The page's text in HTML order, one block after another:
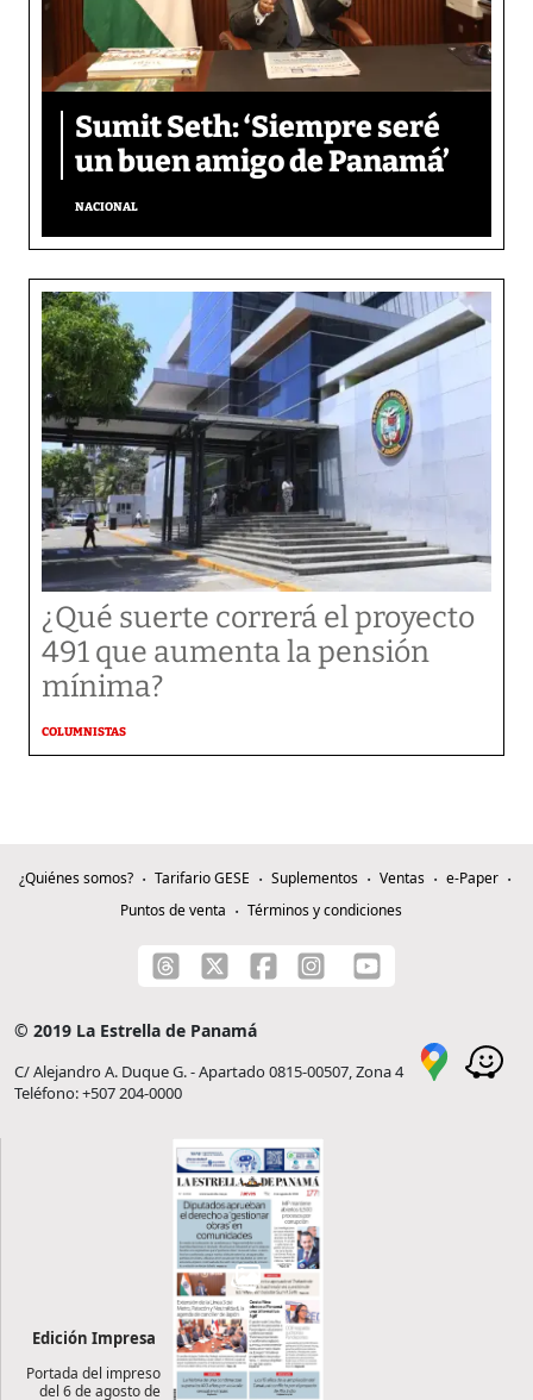
Sumit Seth: ‘Siempre seré
un buen amigo de Panamá’
NACIONAL
¿Qué suerte correrá el proyecto
491 que aumenta la pensión
mínima?
COLUMNISTAS
¿Quiénes somos? Tarifario GESE Suplementos Ventas
e-Paper
Puntos de venta
Términos y condiciones
© 2019 La Estrella de Panamá
C/ Alejandro A. Duque G. - Apartado 0815-00507, Zona 4
Teléfono: +507 204-0000
Edición Impresa
Portada del impreso
del 6 de agosto de